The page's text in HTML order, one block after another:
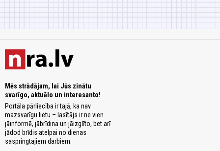
Mēs strādājam, lai Jūs zinātu
svarīgo, aktuālo un interesanto!
Portāla pārliecība ir tajā, ka nav
mazsvarīgu lietu – lasītājs ir ne vien
jāinformē, jābrīdina un jāizglīto, bet arī
jādod brīdis atelpai no dienas
saspringtajiem darbiem.